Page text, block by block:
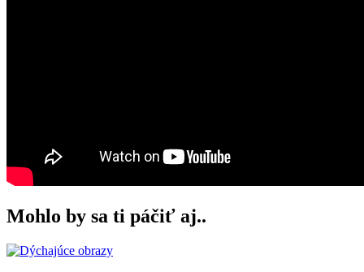
Mohlo by sa ti páčiť aj..